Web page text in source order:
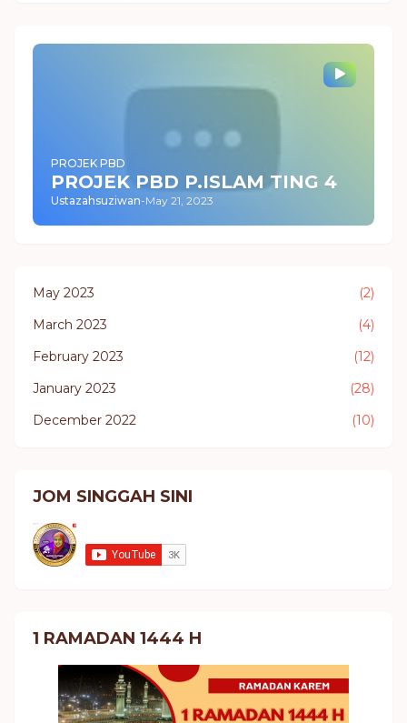
PROJEK PBD
PROJEK PBD P.ISLAM TING 4
Ustazahsuziwan-May 21, 2023
May 2023
(2)
March 2023
(4)
February 2023
(12)
January 2023
(28)
December 2022
(10)
JOM SINGGAH SINI
1 RAMADAN 1444 H